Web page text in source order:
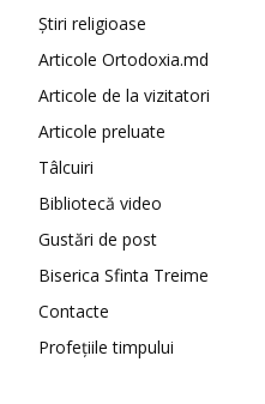
Știri religioase
Articole Ortodoxia.md
Articole de la vizitatori
Articole preluate
Tâlcuiri
Bibliotecă video
Gustări de post
Biserica Sfinta Treime
Contacte
Profețiile timpului